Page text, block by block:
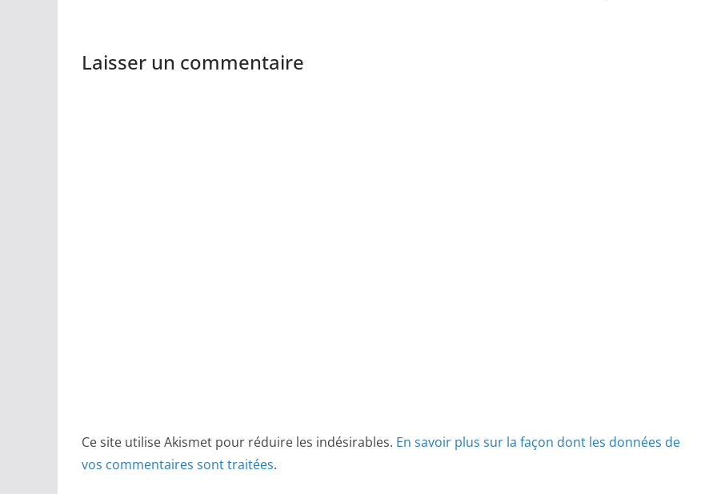
Laisser un commentaire
Ce site utilise Akismet pour réduire les indésirables. En savoir plus sur la façon dont les données de
vos commentaires sont traitées.